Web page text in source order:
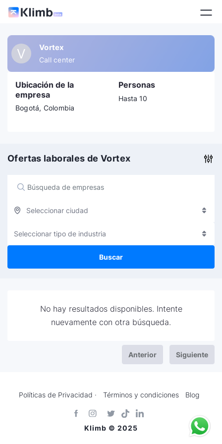
V Vortex
Call center
Ubicación de la
empresa
Bogotá, Colombia
Personas
Hasta 10
Ofertas laborales de Vortex
Seleccionar ciudad
Seleccionar tipo de industria
Buscar
No hay resultados disponibles. Intente
nuevamente con otra búsqueda.
Anterior Siguiente
Políticas de Privacidad · Términos y condiciones Blog
Klimb © 2025